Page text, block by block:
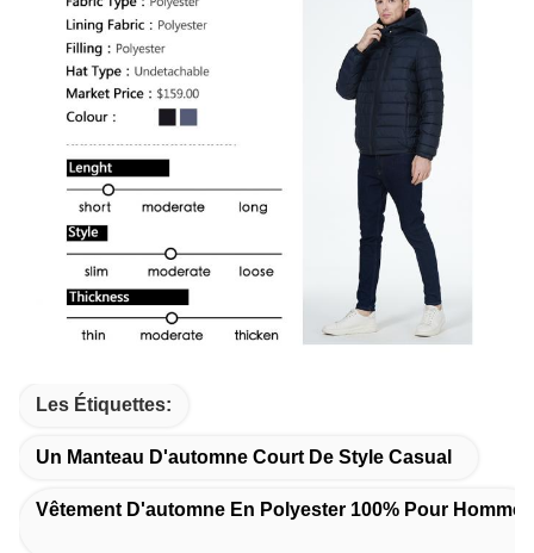
Les Étiquettes:
Un Manteau D'automne Court De Style Casual
Vêtement D'automne En Polyester 100% Pour Homme